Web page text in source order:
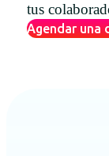
Português
tus
Agendar una